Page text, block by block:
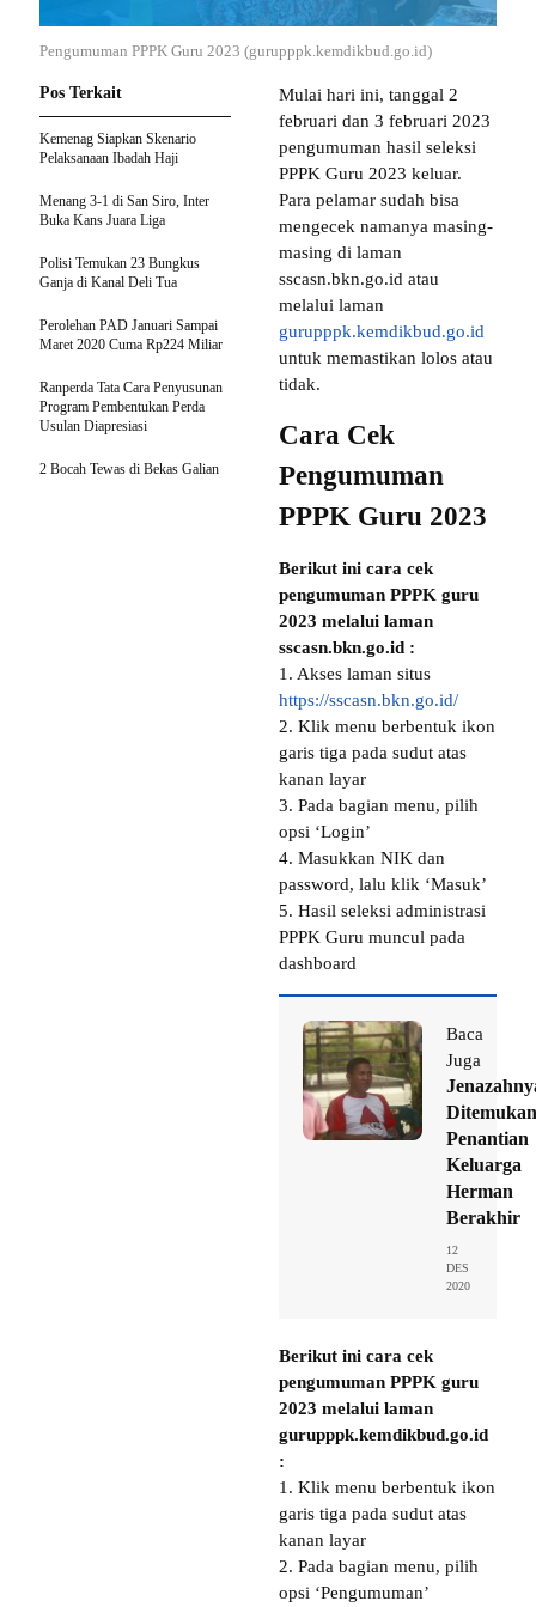
Pengumuman PPPK Guru 2023 (gurupppk.kemdikbud.go.id)
Mulai hari ini, tanggal 2
februari dan 3 februari 2023
pengumuman hasil seleksi
PPPK Guru 2023 keluar.
Para pelamar sudah bisa
mengecek namanya masing-
masing di laman
sscasn.bkn.go.id atau
melalui laman
gurupppk.kemdikbud.go.id
untuk memastikan lolos atau
tidak.
Cara Cek
Pengumuman
PPPK Guru 2023
Berikut ini cara cek
pengumuman PPPK guru
2023 melalui laman
sscasn.bkn.go.id :
1. Akses laman situs
https://sscasn.bkn.go.id/
2. Klik menu berbentuk ikon
garis tiga pada sudut atas
kanan layar
3. Pada bagian menu, pilih
opsi ‘Login’
4. Masukkan NIK dan
password, lalu klik ‘Masuk’
5. Hasil seleksi administrasi
PPPK Guru muncul pada
dashboard
Baca
Juga
Penantian
Keluarga
Herman
Berakhir
12
DES
2020
Berikut ini cara cek
pengumuman PPPK guru
2023 melalui laman
gurupppk.kemdikbud.go.id
:
1. Klik menu berbentuk ikon
garis tiga pada sudut atas
kanan layar
2. Pada bagian menu, pilih
opsi ‘Pengumuman’
Pos Terkait
Kemenag Siapkan Skenario
Pelaksanaan Ibadah Haji
Menang 3-1 di San Siro, Inter
Buka Kans Juara Liga
Polisi Temukan 23 Bungkus
Ganja di Kanal Deli Tua
Perolehan PAD Januari Sampai
Maret 2020 Cuma Rp224 Miliar
Ranperda Tata Cara Penyusunan
Program Pembentukan Perda
Usulan Diapresiasi
2 Bocah Tewas di Bekas Galian